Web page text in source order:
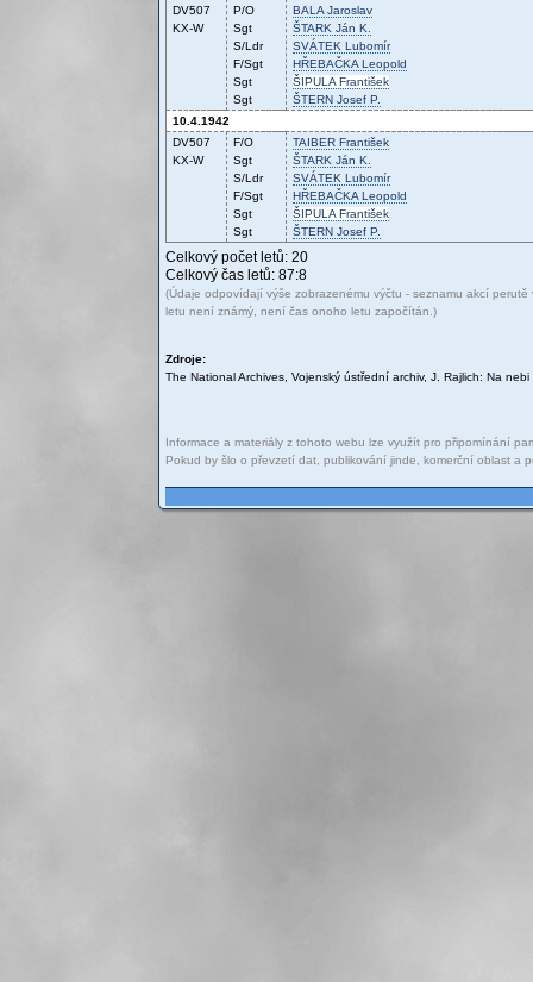
DV507
KX-W
P/O
Sgt
S/Ldr
F/Sgt
Sgt
Sgt
BALAJaroslav
ŠTARK Ján K.
SVÁTEK Lubomír
HŘEBAČKALeopold
ŠIPULAFrantišek
ŠTERN Josef P.
10.4.1942
DV507
KX-W
F/O
Sgt
S/Ldr
F/Sgt
Sgt
Sgt
TAIBER František
ŠTARK Ján K.
SVÁTEK Lubomír
HŘEBAČKALeopold
ŠIPULAFrantišek
ŠTERN Josef P.
Celkový počet letů: 20
Celkový čas letů: 87:8
(Údaje odpovídají výše zobrazenému výčtu - seznamu akcí
letu není známý, není čas onoho letu započítán.)
Zdroje:
The National Archives, Vojenský ústřední archiv, J. Rajlich: Na
Informace a materiály z tohoto webu lze využít pro připomínání
Pokud by šlo o převzetí dat, publikování jinde, komerční oblast a